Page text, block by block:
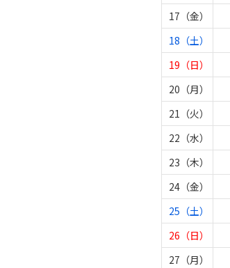
17（金）
18（土）
19（日）
20（月）
21（火）
22（水）
23（木）
24（金）
25（土）
26（日）
27（月）